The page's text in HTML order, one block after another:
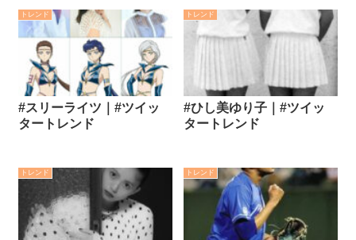
トレンド
#スリーライツ｜#ツイッ
タートレンド
トレンド
#ひし美ゆり子｜#ツイッ
タートレンド
トレンド トレンド